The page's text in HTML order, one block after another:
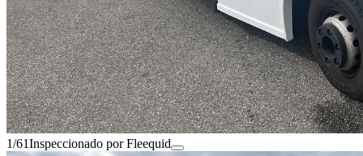
1/61Inspeccionado por Fleequid